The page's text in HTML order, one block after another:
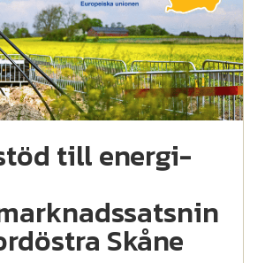
till energi-
Skåne